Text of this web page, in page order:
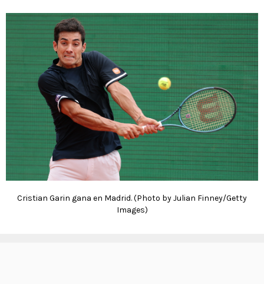
Cristian Garin gana en Madrid. (Photo by Julian Finney/Getty
Images)